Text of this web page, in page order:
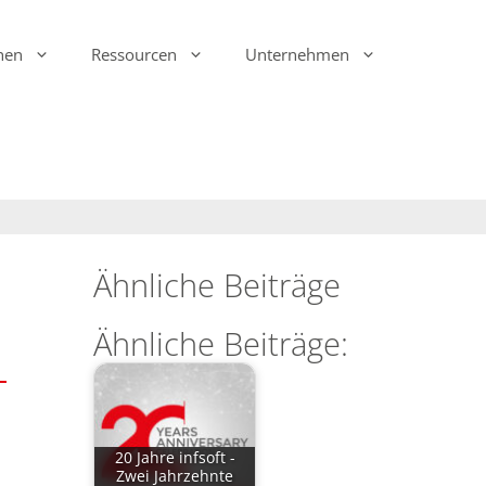
infsoft Sensors
infsoft Automation
infsoft CAFM
Ressourcen Unternehmen
Ähnliche Beiträge
Ähnliche Beiträge:
20 Jahre infsoft -
Zwei Jahrzehnte